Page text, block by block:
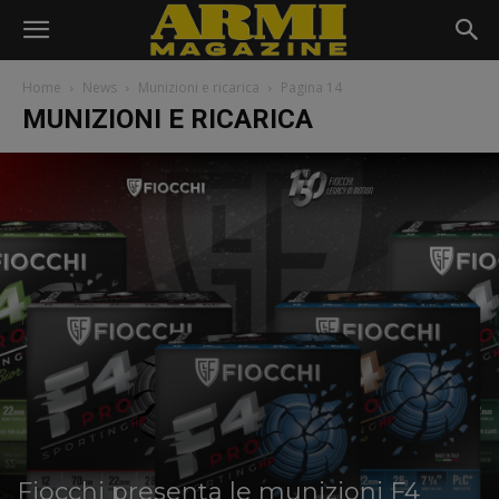
Home News Munizioni e ricarica Pagina 14
MUNIZIONI E RICARICA
Fiocchi presenta le munizioni F4